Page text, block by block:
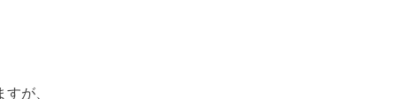
が、